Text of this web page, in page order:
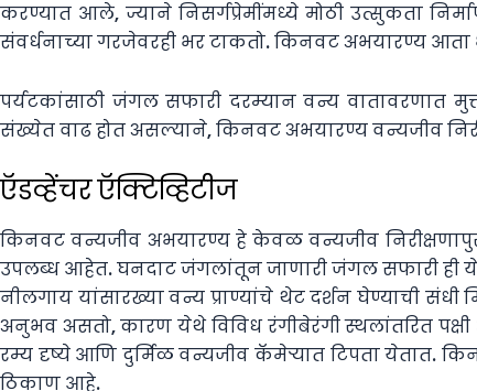
करण्यात आले, ज्याने निसर्गप्रेमींमध्ये मोठी उत्सुकता
संवर्धनाच्या गरजेवरही भर टाकतो. किनवट अभयारण्य
पर्यटकांसाठी जंगल सफारी दरम्यान वन्य वातावरणात
संख्येत वाढ होत असल्याने, किनवट अभयारण्य वन्यजीव
ऍडव्हेंचर ऍक्टिव्हिटीज
किनवट वन्यजीव अभयारण्य हे केवळ वन्यजीव
उपलब्ध आहेत. घनदाट जंगलांतून जाणारी जंगल सफारी ही
नीलगाय यांसारख्या वन्य प्राण्यांचे थेट दर्शन घेण्याची संधी
अनुभव असतो, कारण येथे विविध रंगीबेरंगी स्थलांतरित
रम्य दृष्ये आणि दुर्मिळ वन्यजीव कॅमेऱ्यात टिपता येतात.
ठिकाण आहे.